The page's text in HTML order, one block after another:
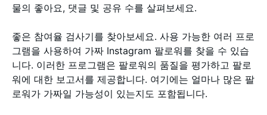
물의 좋아요, 댓글 및 공유 수를 살펴보세요.
좋은 참여율 검사기를 찾아보세요. 사용 가능한 여러 프로
그램을 사용하여 가짜 Instagram 팔로워를 찾을 수 있습
니다. 이러한 프로그램은 팔로워의 품질을 평가하고 팔로
워에 대한 보고서를 제공합니다. 여기에는 얼마나 많은 팔
로워가 가짜일 가능성이 있는지도 포함됩니다.